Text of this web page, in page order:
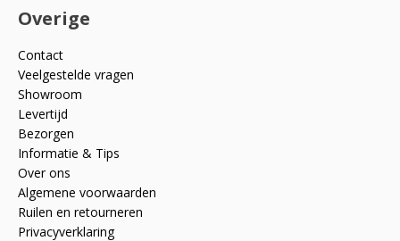
Overige
Contact
Veelgestelde vragen
Showroom
Levertijd
Bezorgen
Informatie & Tips
Over ons
Algemene voorwaarden
Ruilen en retourneren
Privacyverklaring